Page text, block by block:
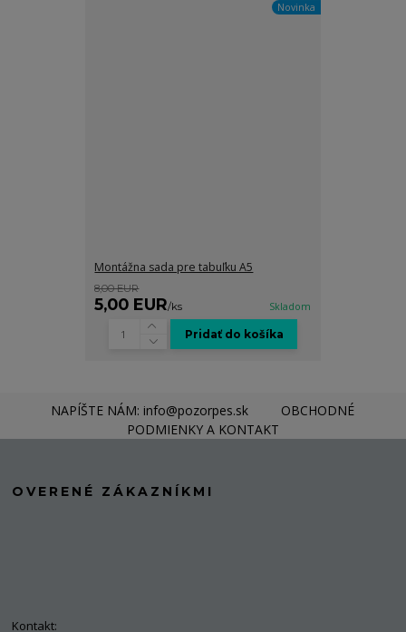
Novinka
Montážna sada pre tabuľku A5
8,00 EUR
5,00 EUR/ks Skladom
Pridať do košíka
NAPÍŠTE NÁM: info@pozorpes.sk
OBCHODNÉ
PODMIENKY A KONTAKT
OVERENÉ ZÁKAZNÍKMI
Kontakt: